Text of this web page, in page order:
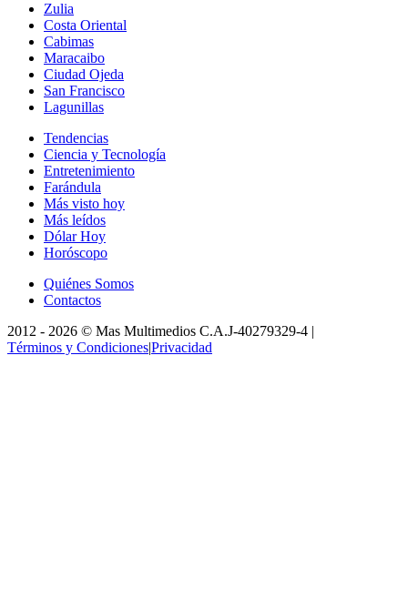
Zulia
Costa Oriental
Cabimas
Maracaibo
Ciudad Ojeda
San Francisco
Lagunillas
Tendencias
Ciencia y Tecnología
Entretenimiento
Farándula
Más visto hoy
Más leídos
Dólar Hoy
Horóscopo
Quiénes Somos
Contactos
2012 - 2026 © Mas Multimedios C.A.J-40279329-4 |
Términos y Condiciones|Privacidad